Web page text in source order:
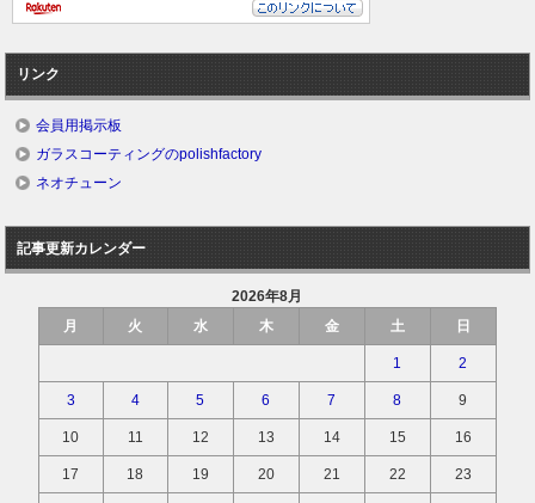
リンク
会員用掲示板
ガラスコーティングのpolishfactory
ネオチューン
記事更新カレンダー
2026年8月
月
火 水 木 金 土 日
1 2
3 4 5 6 7 8 9
10 11 12 13 14 15 16
17 18 19 20 21 22 23